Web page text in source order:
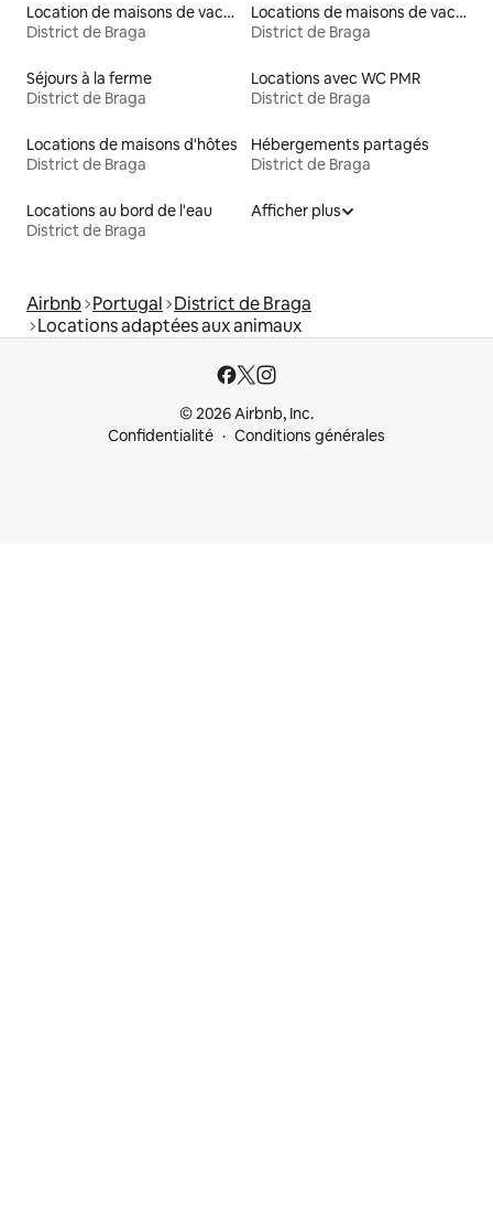
Location de maisons de vacances
District de Braga
Locations de maisons de vacances
District de Braga
Séjours à la ferme
District de Braga
Locations avec WC PMR
District de Braga
Locations de maisons d'hôtes
District de Braga
Hébergements partagés
District de Braga
Locations au bord de l'eau
District de Braga
Afficher plus
Airbnb Portugal District de Braga
Locations adaptées aux animaux
© 2026 Airbnb, Inc.
Confidentialité
Conditions générales